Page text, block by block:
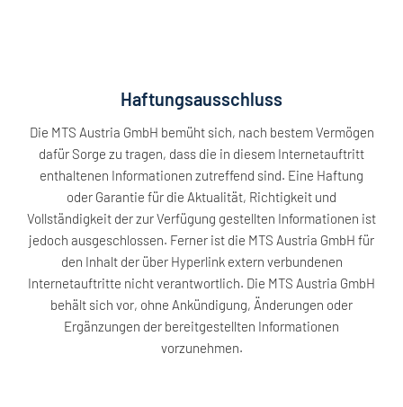
Haftungsausschluss
Die MTS Austria GmbH bemüht sich, nach bestem Vermögen
dafür Sorge zu tragen, dass die in diesem Internetauftritt
enthaltenen Informationen zutreffend sind. Eine Haftung
oder Garantie für die Aktualität, Richtigkeit und
Vollständigkeit der zur Verfügung gestellten Informationen ist
jedoch ausgeschlossen. Ferner ist die MTS Austria GmbH für
den Inhalt der über Hyperlink extern verbundenen
Internetauftritte nicht verantwortlich. Die MTS Austria GmbH
behält sich vor, ohne Ankündigung, Änderungen oder
Ergänzungen der bereitgestellten Informationen
vorzunehmen.